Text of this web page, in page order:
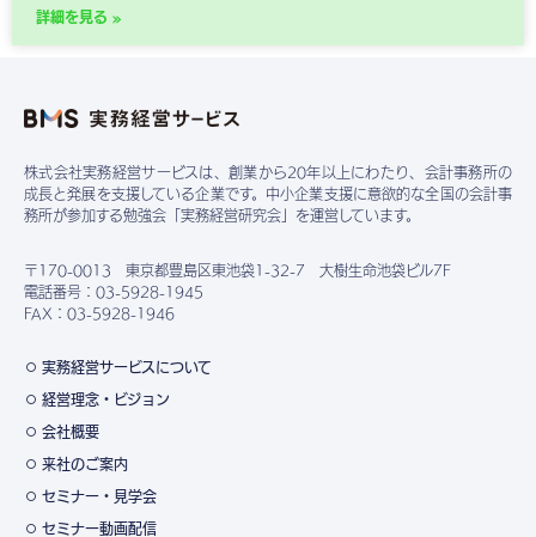
詳細を見る »
株式会社実務経営サービスは、創業から20年以上にわたり、会計事務所の
成長と発展を支援している企業です。中小企業支援に意欲的な全国の会計事
務所が参加する勉強会「実務経営研究会」を運営しています。
〒170-0013 東京都豊島区東池袋1-32-7 大樹生命池袋ビル7F
電話番号：03-5928-1945
FAX：03-5928-1946
実務経営サービスについて
経営理念・ビジョン
会社概要
来社のご案内
セミナー・見学会
セミナー動画配信